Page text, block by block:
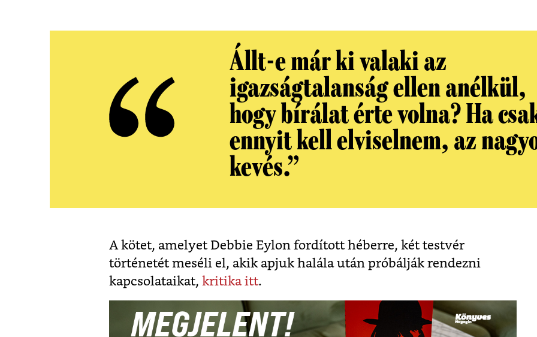
Állt-e már ki valaki az
igazságtalanság ellen anélkül,
hogy bírálat érte volna? Ha
ennyit kell elviselnem, az
kevés.”
A kötet, amelyet Debbie Eylon fordított héberre, két testvér
történetét meséli el, akik apjuk halála után próbálják rendezni
kapcsolataikat, kritika itt.